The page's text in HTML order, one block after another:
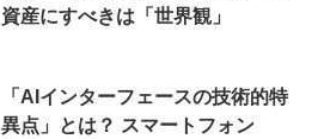
資産にすべきは「世界観」
「AIインターフェースの技術的特
異点」とは？ スマートフォン